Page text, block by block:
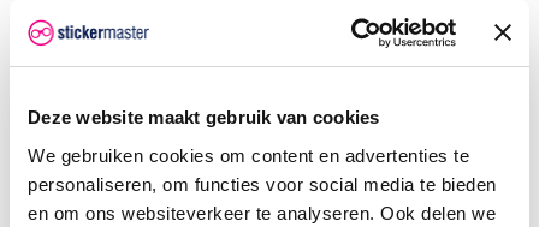
Deze website maakt gebruik van cookies
We gebruiken cookies om content en advertenties te
personaliseren, om functies voor social media te bieden
en om ons websiteverkeer te analyseren. Ook delen we